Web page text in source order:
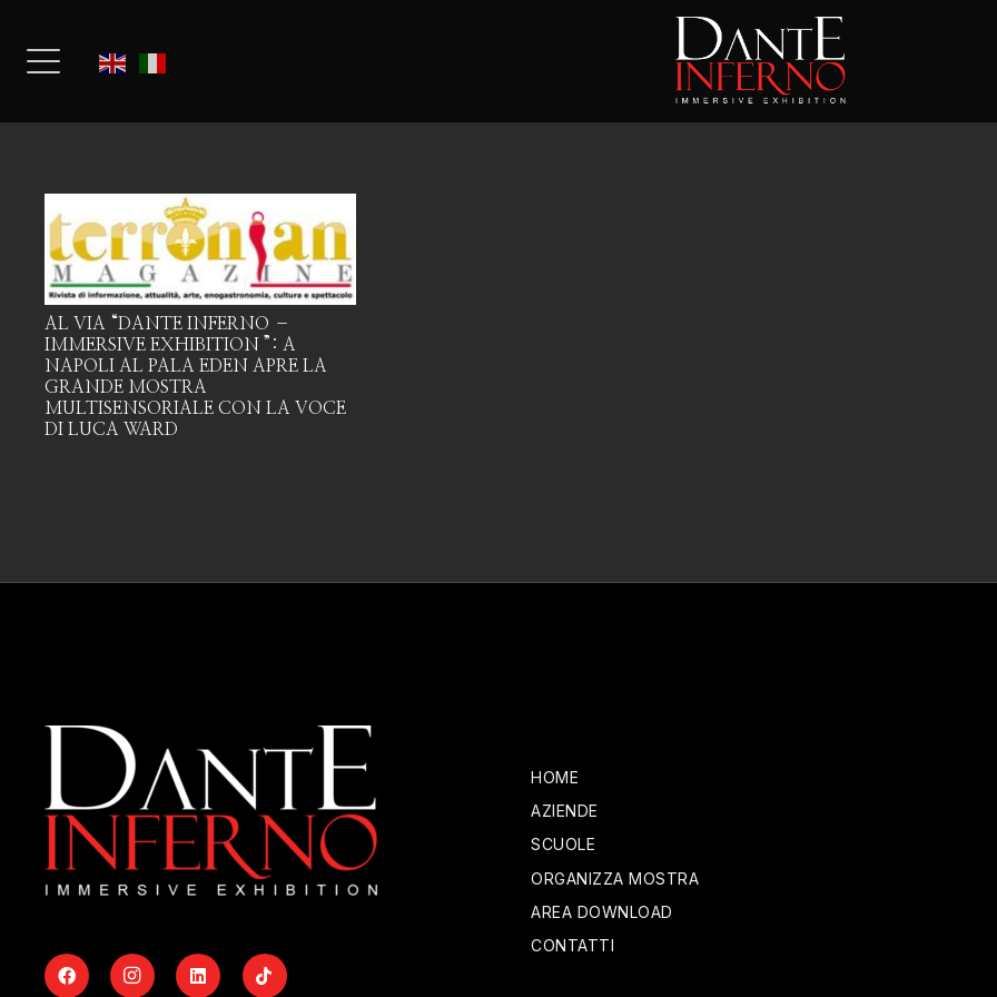
AL VIA “DANTE INFERNO –
IMMERSIVE EXHIBITION ”: A
NAPOLI AL PALA EDEN APRE LA
GRANDE MOSTRA
MULTISENSORIALE CON LA VOCE
DI LUCA WARD
HOME
AZIENDE
SCUOLE
ORGANIZZA MOSTRA
AREA DOWNLOAD
CONTATTI